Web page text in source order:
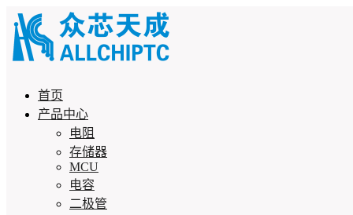
首页
产品中心
电阻
存储器
MCU
电容
二极管